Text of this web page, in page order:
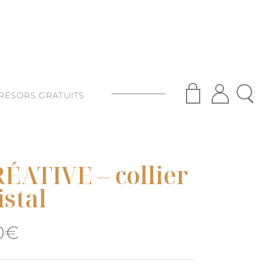
GRATUITS
– collier
€Le
prix